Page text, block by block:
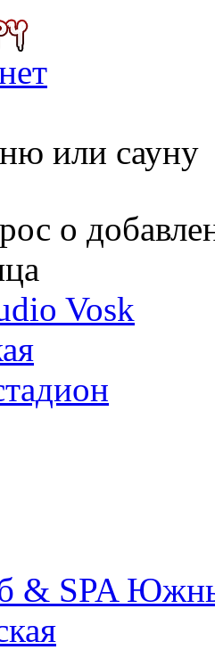
или сауну
о
Vosk
& SPA